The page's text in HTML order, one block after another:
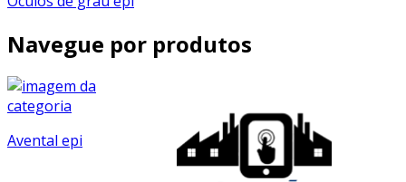
Navegue por produtos
Avental epi